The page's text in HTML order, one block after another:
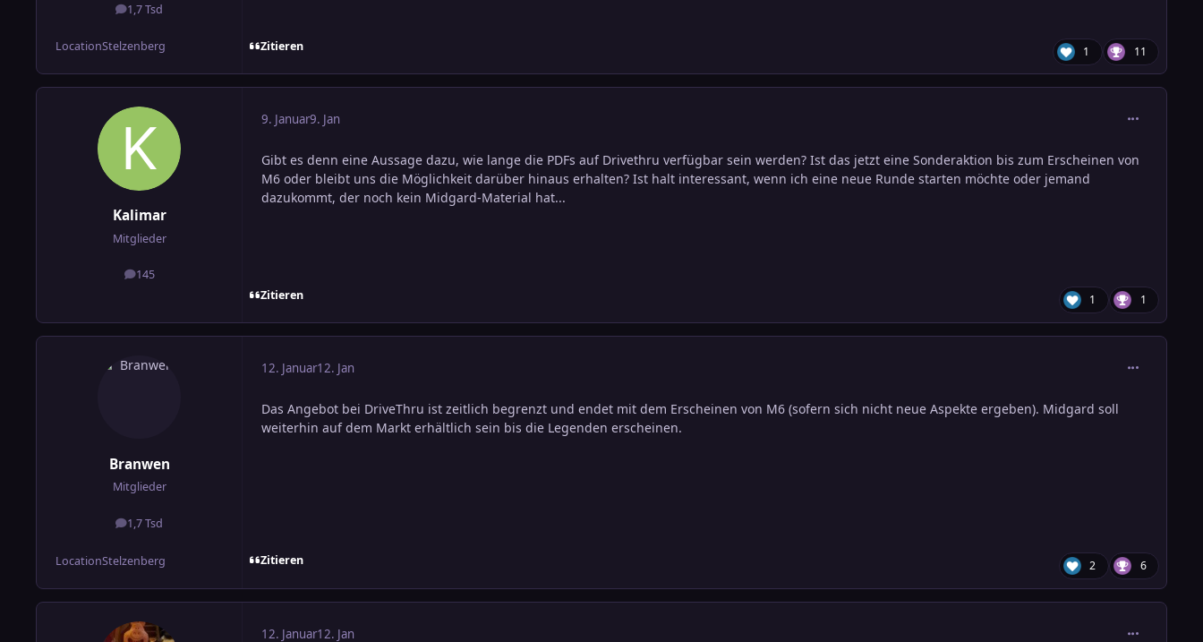
1,7 Tsd
Beiträge
LocationStelzenberg Zitieren 1 11
Kalimar
Mitglieder
145
Beiträge
9. Januar9. Jan
Gibt es denn eine Aussage dazu, wie lange die PDFs auf Drivethru verfügbar sein werden? Ist das jetzt eine Sonderaktion bis zum Erscheinen von
M6 oder bleibt uns die Möglichkeit darüber hinaus erhalten? Ist halt interessant, wenn ich eine neue Runde starten möchte oder jemand
dazukommt, der noch kein Midgard-Material hat...
Zitieren 1 1
Branwen
Mitglieder
1,7 Tsd
Beiträge
LocationStelzenberg
12. Januar12. Jan
Das Angebot bei DriveThru ist zeitlich begrenzt und endet mit dem Erscheinen von M6 (sofern sich nicht neue Aspekte ergeben). Midgard soll
weiterhin auf dem Markt erhältlich sein bis die Legenden erscheinen.
Zitieren 2 6
12. Januar12. Jan